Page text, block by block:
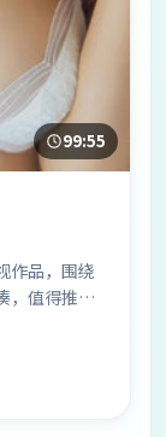
99:55
作品，围绕
，值得推荐